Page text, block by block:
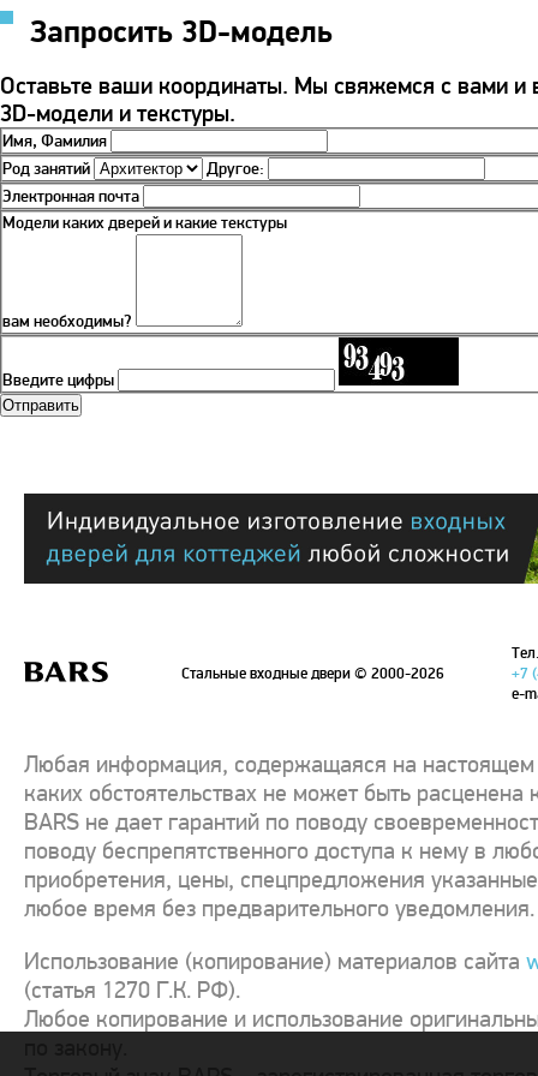
Запросить 3D-модель
Оставьте ваши координаты. Мы свяжемся с вами
3D-модели и текстуры.
Имя, Фамилия
Род занятий
Другое:
Электронная почта
Модели каких дверей и какие текстуры
вам необходимы?
Введите цифры
Стальные входные двери© 2000-2026
+7
e-
Любая информация, содержащаяся на настоящем
каких обстоятельствах не может быть
BARS не дает гарантий по поводу
поводу беспрепятственного доступа к нему в
приобретения, цены, спецпредложения
любое время без предварительного уведомления.
Использование (копирование) материалов сайта
(статья 1270 Г.К. РФ).
Любое копирование и использование